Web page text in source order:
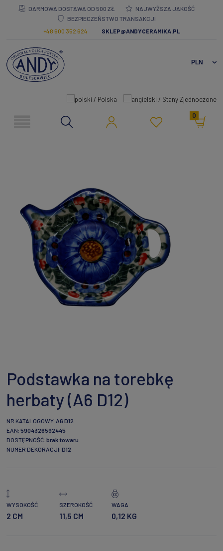
DARMOWA DOSTAWA OD 500 ZŁ
NAJWYŻSZA JAKOŚĆ
BEZPIECZEŃSTWO TRANSAKCJI
+48 600 352 624
SKLEP@ANDYCERAMIKA.PL
0
Podstawka na torebkę
herbaty (A6 D12)
NR KATALOGOWY: A6 D12
EAN: 5904326592445
DOSTĘPNOŚĆ: brak towaru
NUMER DEKORACJI: D12
WYSOKOŚĆ
2 CM
SZEROKOŚĆ
11,5 CM
WAGA
0,12 KG